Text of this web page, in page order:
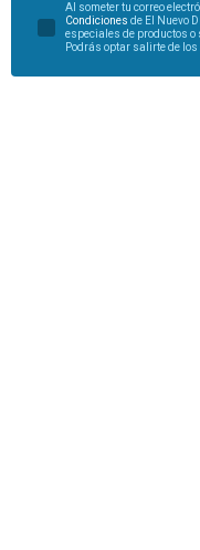
Al someter tu correo
Condiciones de El Nuevo
especiales de productos o
Podrás optar salirte de